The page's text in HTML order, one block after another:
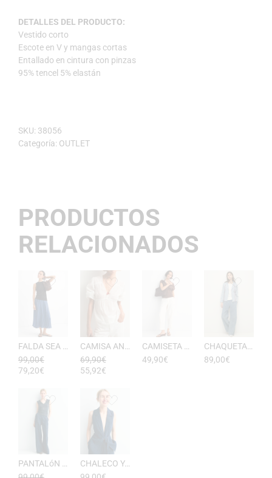
DETALLES DEL PRODUCTO:
Vestido corto
Escote en V y mangas cortas
Entallado en cintura con pinzas
95% tencel 5% elastán
SKU: 38056
Categoría: OUTLET
PRODUCTOS
RELACIONADOS
99,00€
79,20€
69,90€
55,92€
49,90€
89,00€
CHALECO YUKATA MUJER DE RAYAS ESEOESE